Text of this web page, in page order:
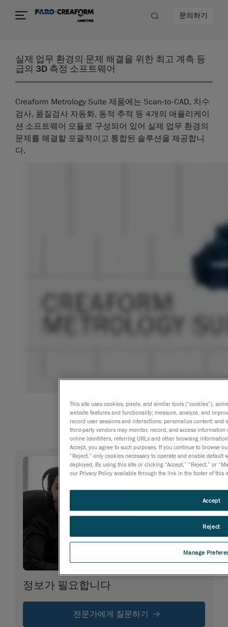
문의하기
실제 업무 환경의 문제 해결을 위한 최고 계측 등
급의 3D 측정 소프트웨어
Creaform Metrology Suite 제품에는 Scan-to-CAD, 치수
검사, 품질검사 자동화, 동적 추적 등 4개의 애플리케이
션 소프트웨어 모듈로 구성되어 있어 실제 업무 환경의
문제를 해결할 포괄적이고 통합된 솔루션을 제공합니
다.
정보가 필요합니다
전문가에게 질문하기
This site uses cookies, pixels, and similar tools (“cookies”),
website features and functionality; measure, analyze, and
record user sessions and interactions; personalize content;
third-party vendors may monitor, record, and access
online identifiers, referring URLs and other browsing
Accept, you agree to such purposes. If you continue to browse
“Reject,” only cookies necessary to operate and enable
deployed. By using this site or clicking “Accept,” “Reject,” or
our Privacy Policy available through the link in the footer of this
Manage
Reject
Accept